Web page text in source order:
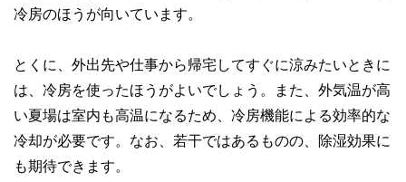
冷房のほうが向いています。
とくに、外出先や仕事から帰宅してすぐに涼みたいときに
は、冷房を使ったほうがよいでしょう。また、外気温が高
い夏場は室内も高温になるため、冷房機能による効率的な
冷却が必要です。なお、若干ではあるものの、除湿効果に
も期待できます。